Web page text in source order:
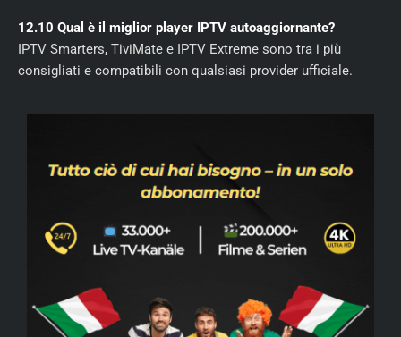
12.10 Qual è il miglior player IPTV autoaggiornante?
IPTV Smarters, TiviMate e IPTV Extreme sono tra i più
consigliati e compatibili con qualsiasi provider ufficiale.